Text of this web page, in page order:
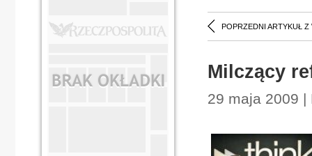
POPRZEDNI ARTYKUŁ Z
Milczący
29 maja 2009 |